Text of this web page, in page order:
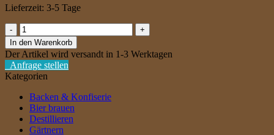
Lieferzeit: 3-5 Tage
Himbeerlikör
[32,86€/l]
Menge
In den Warenkorb
Der Artikel wird versandt in 1-3 Werktagen
Anfrage stellen
Kategorien
Backen & Konfiserie
Bier brauen
Destillieren
Gärtnern